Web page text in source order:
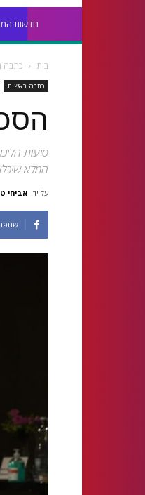
חדשות
בית כתבה
כתבה ראשית
סיעות
המלא
על ידי אביחי
שתפו